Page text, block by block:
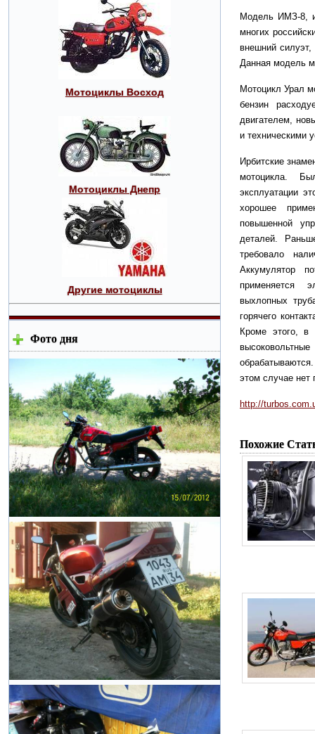
Мотоциклы Восход
Мотоциклы Днепр
Другие мотоциклы
Фото дня
Модель ИМЗ-8,
многих
внешний
Данная модель
Мотоцикл Урал
бензин
двигателем,
и техническими
Ирбитские
мотоцикла.
эксплуатации
хорошее
повышенной
деталей.
требовало
Аккумулятор
применяется
выхлопных
горячего
Кроме этого, в
этом случае нет
http://
Похожие